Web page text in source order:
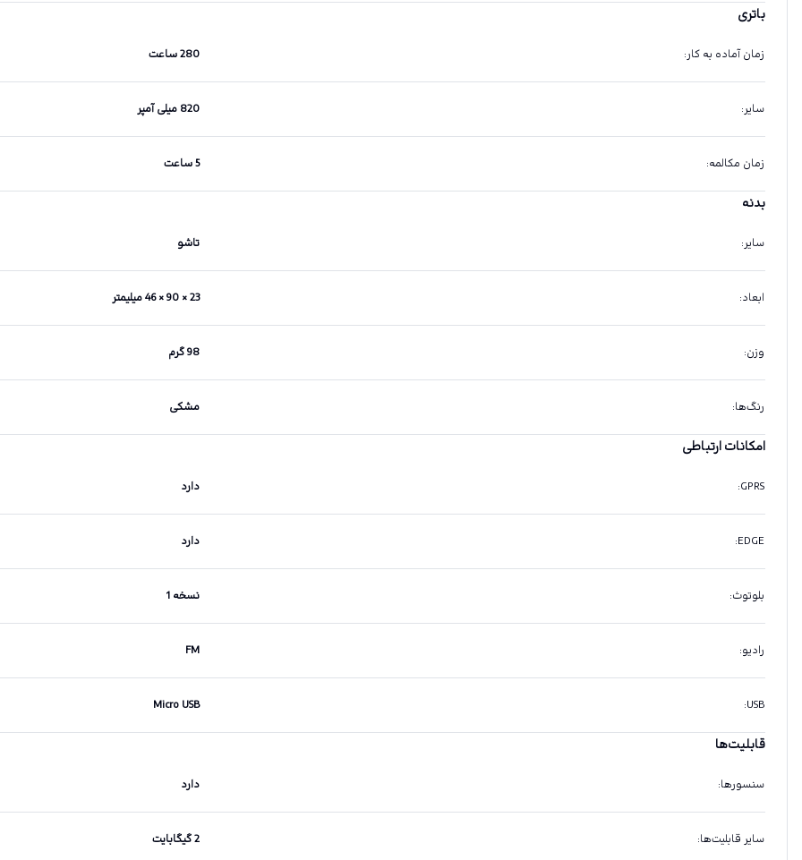
باتری
زمان آماده به کار: 280 ساعت
سایر: 820 میلی آمپر
زمان مکالمه: 5 ساعت
بدنه
سایر: تاشو
ابعاد: 23 × 90 × 46 میلیمتر
وزن: 98 گرم
رنگ‌ها: مشکی
امکانات ارتباطی
GPRS
: دارد
EDGE
: دارد
بلوتوث: نسخه 1
رادیو:
FM
USB
:
Micro USB
قابلیت‌ها
سنسورها: دارد
سایر قابلیت‌ها: 2 گیگابایت